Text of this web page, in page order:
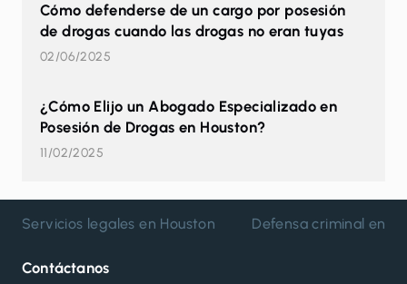
Cómo defenderse de un cargo por posesión
de drogas cuando las drogas no eran tuyas
02/06/2025
¿Cómo Elijo un Abogado Especializado en
Posesión de Drogas en Houston?
11/02/2025
Servicios legales en Houston Defensa criminal en
Contáctanos